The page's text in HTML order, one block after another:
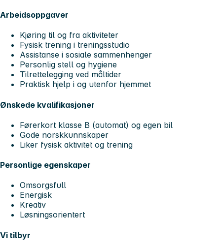
Arbeidsoppgaver
Kjøring til og fra aktiviteter
Fysisk trening i treningsstudio
Assistanse i sosiale sammenhenger
Personlig stell og hygiene
Tilrettelegging ved måltider
Praktisk hjelp i og utenfor hjemmet
Ønskede kvalifikasjoner
Førerkort klasse B (automat) og egen bil
Gode norskkunnskaper
Liker fysisk aktivitet og trening
Personlige egenskaper
Omsorgsfull
Energisk
Kreativ
Løsningsorientert
Vi tilbyr